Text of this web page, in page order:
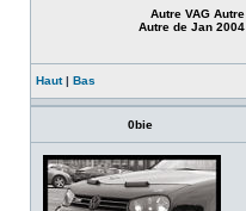
Autre VAG Autre
Autre de Jan 2004
Haut| Bas
0bie